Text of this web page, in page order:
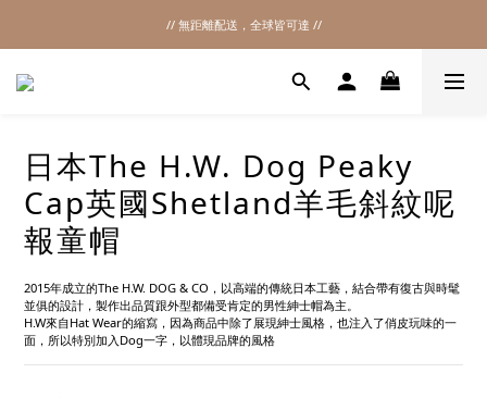
2026SS SALE
// 無距離配送，全球皆可達 //
日本The H.W. Dog Peaky
Cap英國Shetland羊毛斜紋呢
報童帽
2015年成立的The H.W. DOG & CO，以高端的傳統日本工藝，結合帶有復古與時髦
並俱的設計，製作出品質跟外型都備受肯定的男性紳士帽為主。
H.W來自Hat Wear的縮寫，因為商品中除了展現紳士風格，也注入了俏皮玩味的一
面，所以特別加入Dog一字，以體現品牌的風格